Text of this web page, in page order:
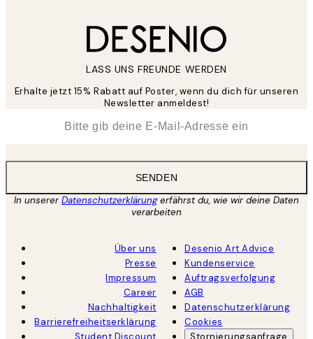
LASS UNS FREUNDE WERDEN
Erhalte jetzt 15% Rabatt auf Poster, wenn du dich für unseren
Newsletter anmeldest!
SENDEN
In unsererDatenschutzerklärungerfährst du, wie wir deine Daten
verarbeiten
Über uns
Presse
Impressum
Career
Nachhaltigkeit
Barrierefreiheitserklärung
Desenio Art Advice
Kundenservice
Auftragsverfolgung
AGB
Datenschutzerklärung
Cookies